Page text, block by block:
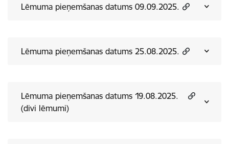
Lēmuma pieņemšanas datums 09.09.2025.
Lēmuma pieņemšanas datums 25.08.2025.
Lēmuma pieņemšanas datums 19.08.2025.
(divi lēmumi)